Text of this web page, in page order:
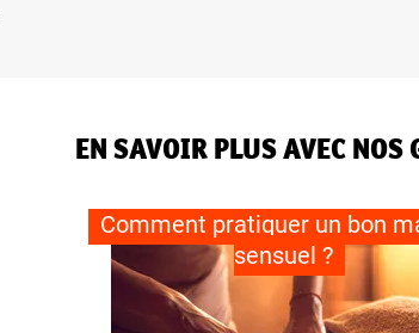
EN SAVOIR PLUS AVEC NOS
Comment pratiquer un bon
sensuel ?